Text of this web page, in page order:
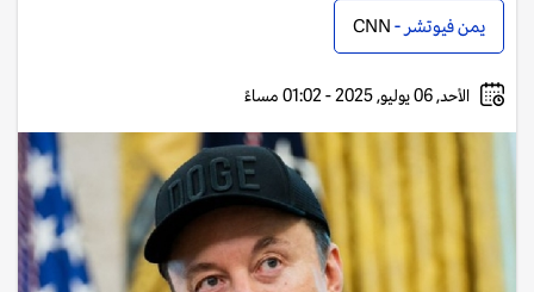
يمن فيوتشر - CNN
الأحد, 06 يوليو, 2025 - 01:02 مساءً